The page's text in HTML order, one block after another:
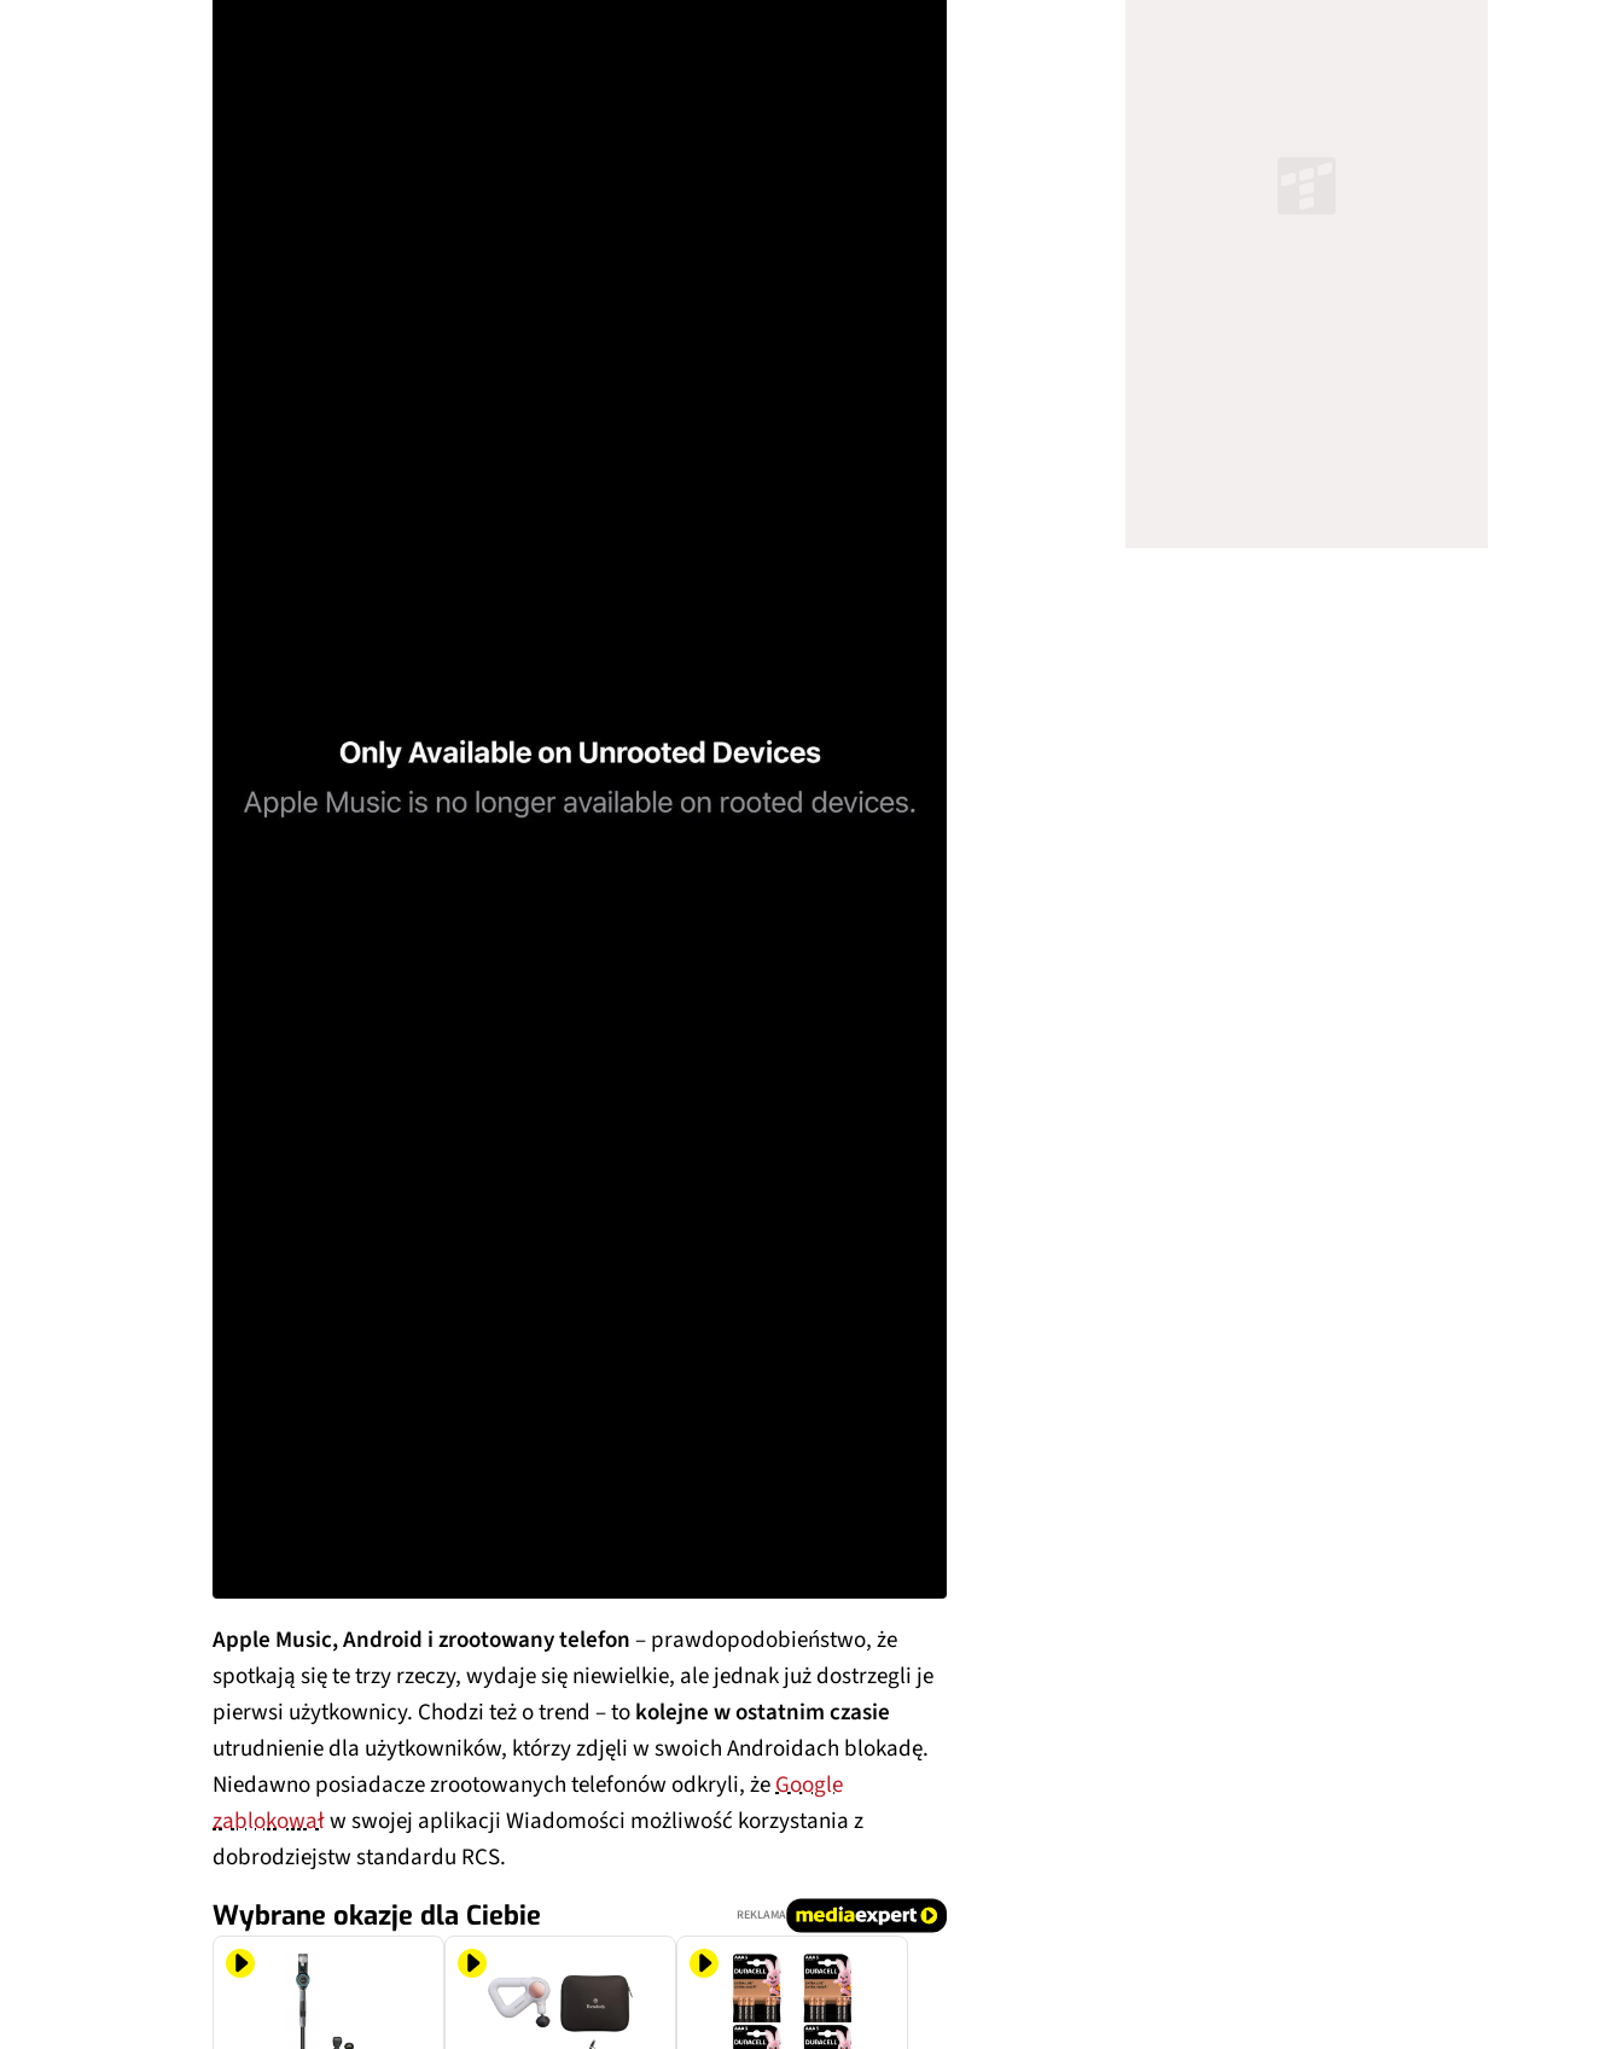
Apple Music, Android i zrootowany telefon– prawdopodobieństwo, że
spotkają się te trzy rzeczy, wydaje się niewielkie, ale jednak już dostrzegli je
pierwsi użytkownicy. Chodzi też o trend – tokolejne w ostatnim czasie
utrudnienie dla użytkowników, którzy zdjęli w swoich Androidach blokadę.
Niedawno posiadacze zrootowanych telefonów odkryli, żeGoogle
zablokowałw swojej aplikacji Wiadomości możliwość korzystania z
dobrodziejstw standardu RCS.
Wybrane okazje dla Ciebie REKLAMA